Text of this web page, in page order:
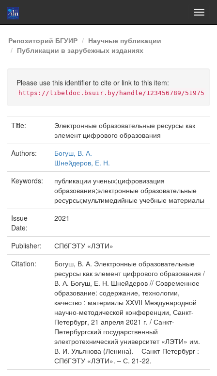
Skip
navigation
Репозиторий БГУИР
Научные публикации
Публикации в зарубежных изданиях
Please use this identifier to cite or link to this item:
https://libeldoc.bsuir.by/handle/123456789/51975
Title:
Электронные образовательные ресурсы как
элемент цифрового образования
Authors:
Богуш, В. А.
Шнейдеров, Е. Н.
Keywords:
публикации ученых;цифровизация
образования;электронные образовательные
ресурсы;мультимедийные учебные материалы
Issue
Date:
2021
Publisher:
СПбГЭТУ «ЛЭТИ»
Citation:
Богуш, В. А. Электронные образовательные
ресурсы как элемент цифрового образования /
В. А. Богуш, Е. Н. Шнейдеров // Современное
образование: содержание, технологии,
качество : материалы XXVII Международной
научно-методической конференции, Санкт-
Петербург, 21 апреля 2021 г. / Санкт-
Петербургский государственный
электротехнический университет «ЛЭТИ» им.
В. И. Ульянова (Ленина). – Санкт-Петербург :
СПбГЭТУ «ЛЭТИ». – С. 21-22.